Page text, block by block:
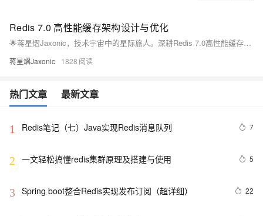
Redis 7.0 高性能缓存架构设计与优化
🌟蒋星熠Jaxonic，技术宇宙中的星际旅人。深耕Redis 7.0高性能缓存架构，探索函数化编程、多层缓存、集群优化与分片消息系统，用代码在二进制星河中谱写极客诗篇。
蒋星熠Jaxonic 1828
热门文章 最新文章
1 Redis笔记（七）Java实现Redis消息队列 7
2 一文轻松搞懂redis集群原理及搭建与使用 5
3 Spring boot整合Redis实现发布订阅（超详细） 22